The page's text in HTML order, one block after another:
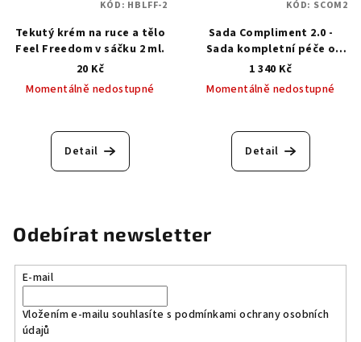
Tekutý krém na ruce a tělo
Feel Freedom v sáčku 2 ml.
20 Kč
Momentálně nedostupné
Detail
KÓD: HBLFF-2
Sada Compliment 2.0 -
Sada kompletní péče o
ruce a nohy
1 340 Kč
Momentálně nedostupné
Detail
KÓD: SCOM2
Odebírat newsletter
E-mail
Vložením e-mailu souhlasíte s podmínkami ochrany osobních
údajů